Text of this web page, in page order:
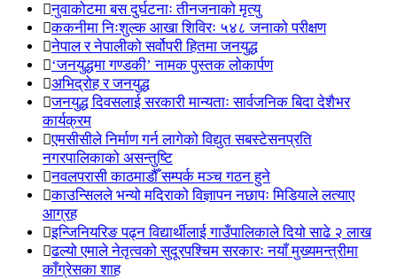
नुवाकोटमा बस दुर्घटनाः तीनजनाको मृत्यु
ककनीमा निःशुल्क आखा शिविरः ५४८ जनाको परीक्षण
नेपाल र नेपालीको सर्वोपरी हितमा जनयुद्ध
‘जनयुद्धमा गण्डकी’ नामक पुस्तक लोकार्पण
अभिद्रोह र जनयुद्ध
जनयुद्ध दिवसलाई सरकारी मान्यताः सार्वजनिक बिदा देशैभर
कार्यक्रम
एमसीसीले निर्माण गर्न लागेको विद्युत सबस्टेसनप्रति
नगरपालिकाको असन्तुष्टि
नवलपरासी काठमाडौँ सम्पर्क मञ्च गठन हुने
काउन्सिलले भन्यो मदिराको विज्ञापन नछापः मिडियाले लत्याए
आग्रह
इन्जिनियरिङ पढ्न विद्यार्थीलाई गाउँपालिकाले दियो साढे २ लाख
ढल्यो एमाले नेतृत्वको सुदूरपश्चिम सरकारः नयाँ मुख्यमन्त्रीमा
काँग्रेसका शाह